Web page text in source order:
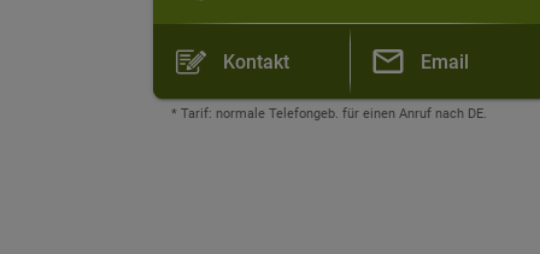
Kontakt Email
* Tarif: normale Telefongeb. für einen Anruf nach DE.